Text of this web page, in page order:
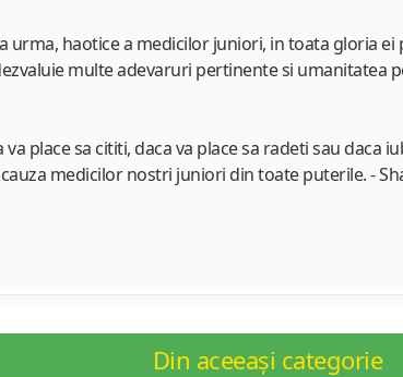
urma, haotice a medicilor juniori, in toata gloria
multe adevaruri pertinente si umanitatea
place sa cititi, daca va place sa radeti sau
medicilor nostri juniori din toate puterile. -
Din aceeași categorie